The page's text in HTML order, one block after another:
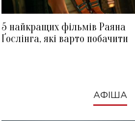
5 найкращих фільмів Раяна
Ґослінга, які варто побачити
АФІША